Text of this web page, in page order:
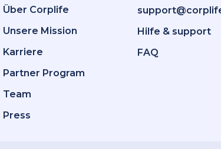
Über Corplife
Unsere Mission
Karriere
Partner Program
Team
Press
Hilfe & support
FAQ